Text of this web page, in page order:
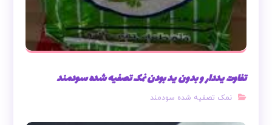
تفاوت یددار و بدون ید بودن نمک تصفیه شده سودمند
نمک تصفیه شده سودمند